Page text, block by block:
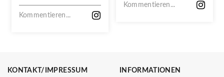
VERPASSEN!
Kommentieren...
Kommentieren...
KONTAKT/IMPRESSUM INFORMATIONEN